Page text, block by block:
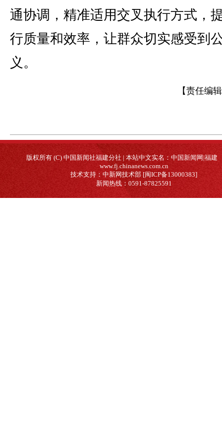
通协调，精准适用交叉执行方式，
行质量和效率，让群众切实感受到
义。
【责任编
版权所有 (C) 中国新闻社福建分社 | 本站中文实名：中国新闻网|福建
www.fj.chinanews.com.cn
技术支持：中新网技术部 [闽ICP备13000383]
新闻热线：0591-87825591